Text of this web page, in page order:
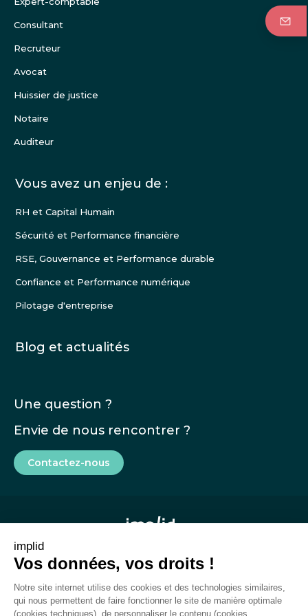
Consultant
Recruteur
Avocat
Huissier de justice
Notaire
Auditeur
Vous avez un enjeu de :
RH et Capital Humain
Sécurité et Performance financière
RSE, Gouvernance et Performance durable
Confiance et Performance numérique
Pilotage d'entreprise
Blog et actualités
Une question ?
Envie de nous rencontrer ?
Contactez-nous
Mentions légales
CGU
implid
Vos données, vos droits !
Notre site internet utilise des cookies et des technologies similaires,
qui nous permettent de faire fonctionner le site de manière optimale
(cookies techniques), de personnaliser le contenu (cookies